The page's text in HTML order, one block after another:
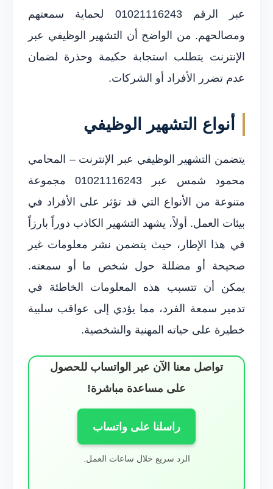
عبر الرقم 01021116243 لحماية سمعتهم
ومصالحهم. من الواضح أن التشهير الوظيفي عبر
الإنترنت يتطلب استجابة حكيمة وحذرة لضمان
عدم تضرر الأفراد أو الشركات.
أنواع التشهير الوظيفي
يتضمن التشهير الوظيفي عبر الإنترنت – المحامي
محمود شمس عبر 01021116243 مجموعة
متنوعة من الأنواع التي قد تؤثر على الأفراد في
بيئات العمل. أولاً، يشهد التشهير الكاذب دوراً بارزاً
في هذا الإطار، حيث يتضمن نشر معلومات غير
صحيحة أو مضللة حول شخص ما أو سمعته.
يمكن أن تتسبب هذه المعلومات الخاطئة في
تدمير سمعة الفرد، مما يؤدي إلى عواقب سلبية
خطيرة على حياته المهنية والشخصية.
تواصل معنا الآن عبر الواتساب للحصول
على مساعدة مباشرة!
راسلنا على واتساب
الرد سريع خلال ساعات العمل.